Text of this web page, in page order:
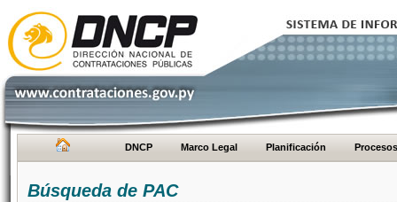
DNCP Marco Legal Planificación Procesos
Búsqueda de PAC